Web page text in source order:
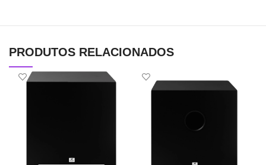
PRODUTOS RELACIONADOS